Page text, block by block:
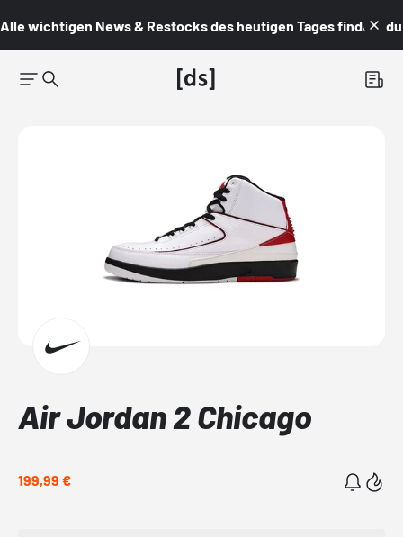
Alle wichtigen News & Restocks des heutigen Tages findest du
Air Jordan 2 Chicago
199,99 €